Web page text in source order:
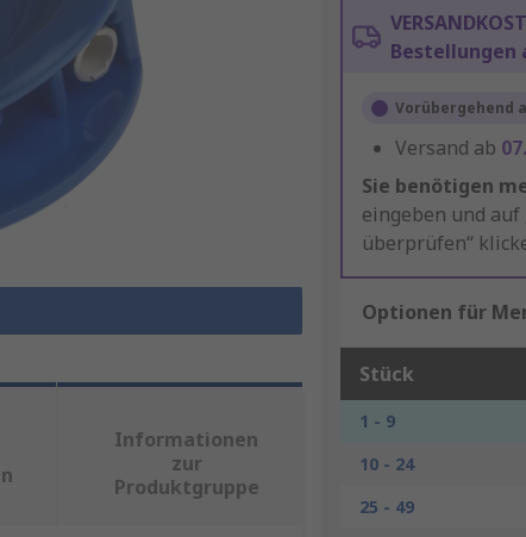
Bestellungen
Vorübergehend
Versand ab
Sie benötigen
eingeben und
überprüfen“
Optionen für
Stück
1 - 9
10 - 24
25 - 49
Informationen
zur
Produktgruppe